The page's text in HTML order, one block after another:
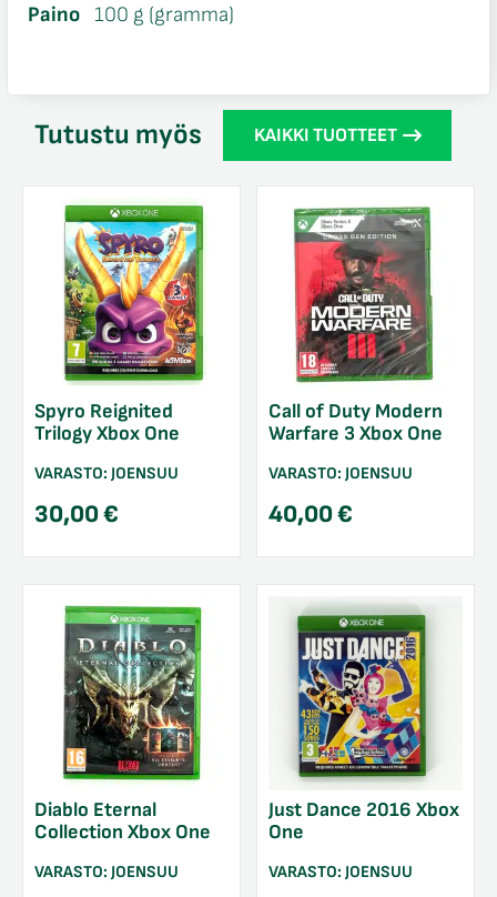
Paino 100 g (gramma)
Tutustu myös KAIKKI TUOTTEET
Spyro Reignited
Trilogy Xbox One
VARASTO: JOENSUU
30,00€
Call of Duty Modern
Warfare 3 Xbox One
VARASTO: JOENSUU
40,00€
Diablo Eternal
Collection Xbox One
VARASTO: JOENSUU
Just Dance 2016 Xbox
One
VARASTO: JOENSUU